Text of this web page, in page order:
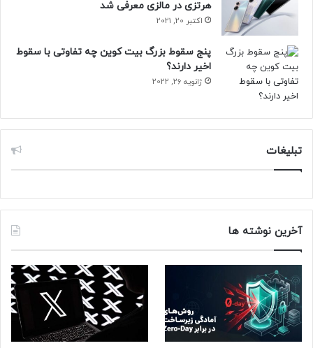
هرتزی در مالزی معرفی شد
اکتبر 20, 2021
پنج سقوط بزرگ بیت کوین چه تفاوتی با سقوط
اخیر دارند؟
ژانویه 26, 2022
تبلیغات
آخرین نوشته ها